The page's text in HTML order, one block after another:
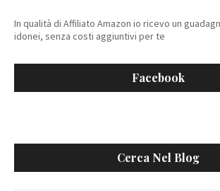
In qualità di Affiliato Amazon io ricevo un
idonei, senza costi aggiuntivi per te
Facebook
Cerca Nel Blog